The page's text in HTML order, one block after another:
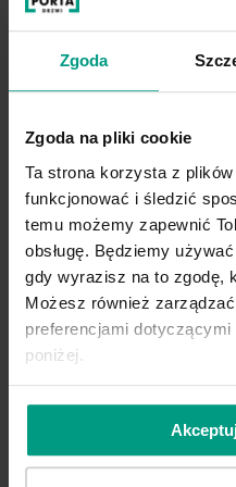
Zgoda
Zgoda na pliki cookie
Ta strona korzysta z
funkcjonować i śledzić
temu możemy zapewnić
obsługę. Będziemy
gdy wyrazisz na to zgodę,
Możesz również
preferencjami
poniżej.
Drzwi
Konstrukcja drzwi
warstwowo
metalowe,
okładzinami drzwi.
W drzwiach o
występuje
tak zwany
wypełnienie z
bądź